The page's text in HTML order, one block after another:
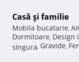
Casă şi familie
Mobila bucatarie,
Dormitoare, Design
singura, Gravide,